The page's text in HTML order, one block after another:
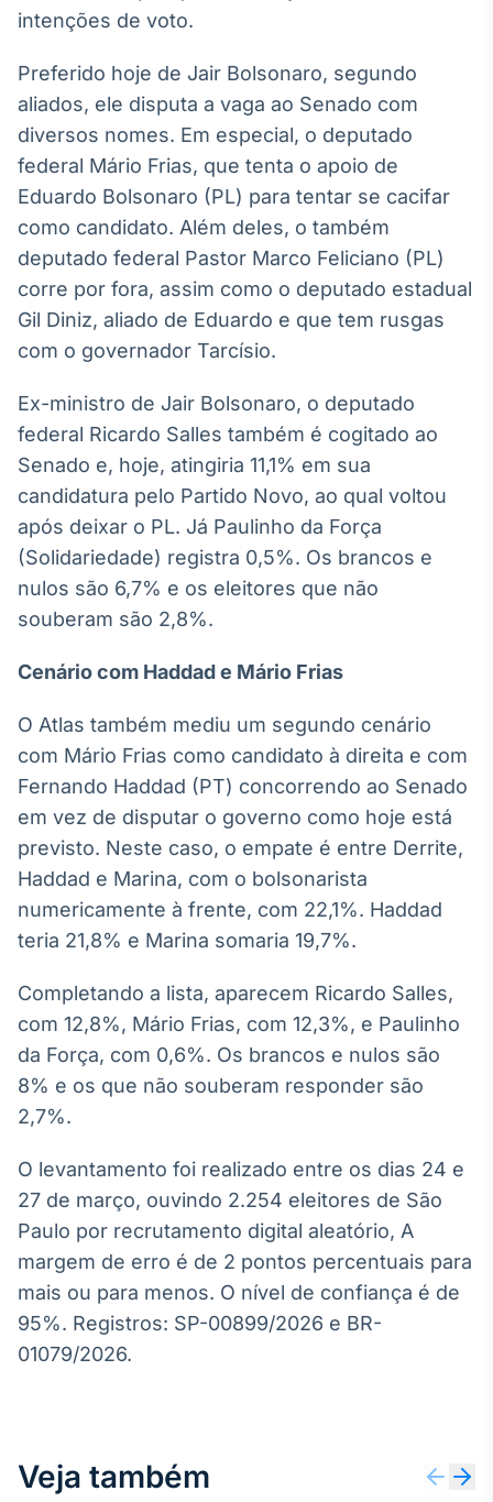
BroadFast
Em breve
Gestão de
Em breve
Tokenização
de ativos
intenções de voto.
Preferido hoje de Jair Bolsonaro, segundo
aliados, ele disputa a vaga ao Senado com
diversos nomes. Em especial, o deputado
federal Mário Frias, que tenta o apoio de
Eduardo Bolsonaro (PL) para tentar se cacifar
como candidato. Além deles, o também
deputado federal Pastor Marco Feliciano (PL)
corre por fora, assim como o deputado estadual
Gil Diniz, aliado de Eduardo e que tem rusgas
com o governador Tarcísio.
Ex-ministro de Jair Bolsonaro, o deputado
federal Ricardo Salles também é cogitado ao
Senado e, hoje, atingiria 11,1% em sua
candidatura pelo Partido Novo, ao qual voltou
após deixar o PL. Já Paulinho da Força
(Solidariedade) registra 0,5%. Os brancos e
nulos são 6,7% e os eleitores que não
souberam são 2,8%.
Cenário com Haddad e Mário Frias
O Atlas também mediu um segundo cenário
com Mário Frias como candidato à direita e com
Fernando Haddad (PT) concorrendo ao Senado
em vez de disputar o governo como hoje está
previsto. Neste caso, o empate é entre Derrite,
Haddad e Marina, com o bolsonarista
numericamente à frente, com 22,1%. Haddad
teria 21,8% e Marina somaria 19,7%.
Completando a lista, aparecem Ricardo Salles,
com 12,8%, Mário Frias, com 12,3%, e Paulinho
da Força, com 0,6%. Os brancos e nulos são
8% e os que não souberam responder são
2,7%.
O levantamento foi realizado entre os dias 24 e
27 de março, ouvindo 2.254 eleitores de São
Paulo por recrutamento digital aleatório, A
margem de erro é de 2 pontos percentuais para
mais ou para menos. O nível de confiança é de
95%. Registros: SP-00899/2026 e BR-
01079/2026.
Veja também